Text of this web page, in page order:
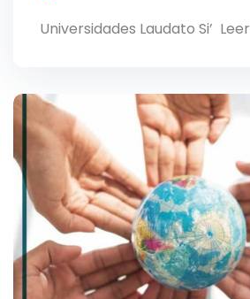
Universidades Laudato Si’ Leer